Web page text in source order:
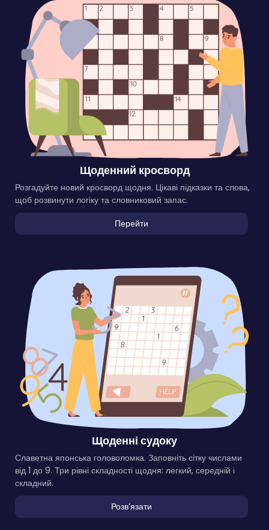
Щоденний кросворд
Розгадуйте новий кросворд щодня. Цікаві підказки та слова,
щоб розвинути логіку та словниковий запас.
Перейти
Щоденні судоку
Славетна японська головоломка. Заповніть сітку числами
від 1 до 9. Три рівні складності щодня: легкий, середній і
складний.
Розвʼязати